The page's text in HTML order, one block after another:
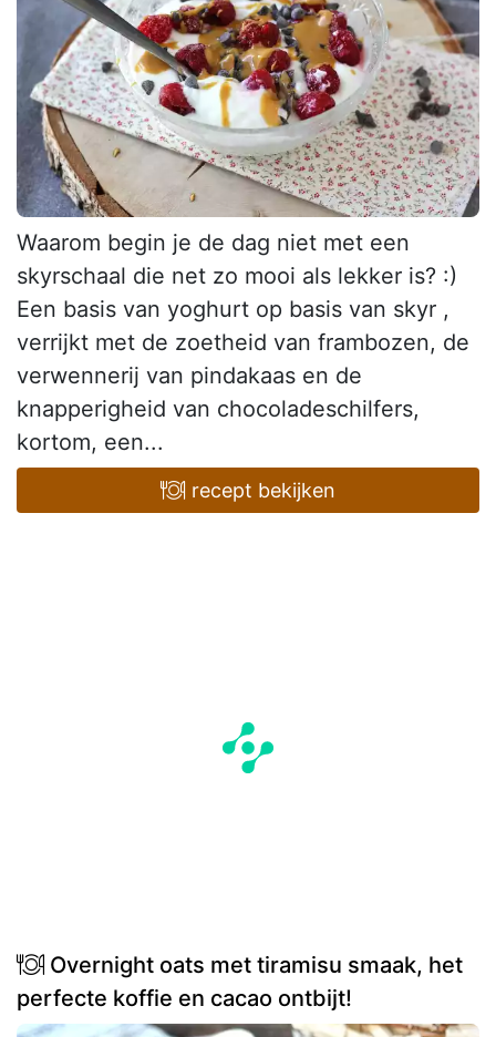
Waarom begin je de dag niet met een
skyrschaal die net zo mooi als lekker is? :)
Een basis van yoghurt op basis van skyr ,
verrijkt met de zoetheid van frambozen, de
verwennerij van pindakaas en de
knapperigheid van chocoladeschilfers,
kortom, een...
recept bekijken
Overnight oats met tiramisu smaak, het
perfecte koffie en cacao ontbijt!